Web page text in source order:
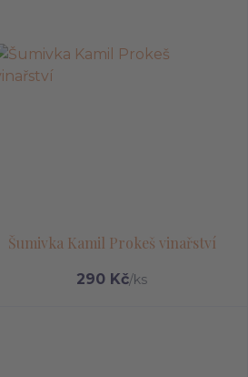
Šumivka Kamil Prokeš vinařství
290 Kč/ks